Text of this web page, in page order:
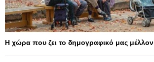
Η χώρα που ζει το δημογραφικό μας μέλλον